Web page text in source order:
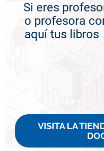
Si eres
o profesora
aquí tus libros
VISITA LA